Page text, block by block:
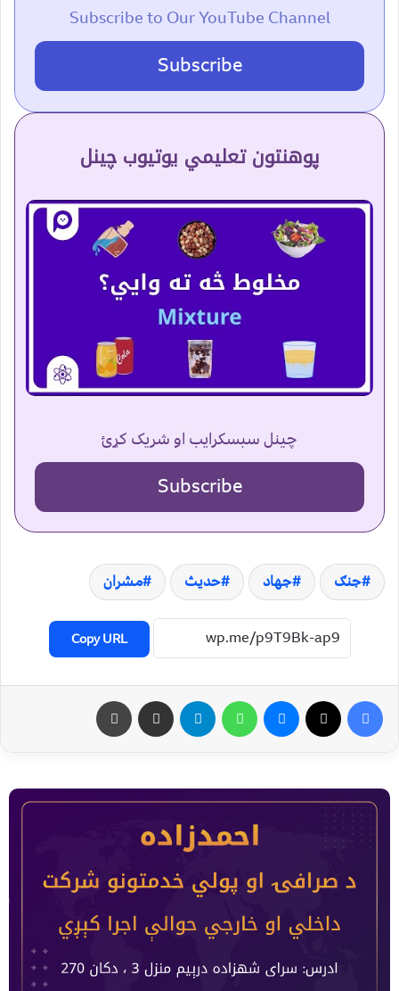
Subscribe to Our YouTube Channel
Subscribe
پوهنتون تعلیمي یوتیوب چینل
چینل سبسکرایب او شریک کړئ
Subscribe
جنګ جهاد حدیث مشران
Copy URL